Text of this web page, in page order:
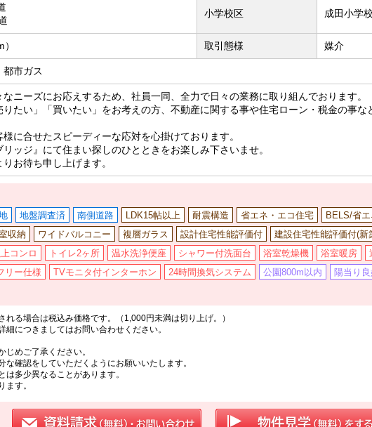
小学校区 成田小学
取引態様 媒介
都市ガス
ニーズにお応えするため、社員一同、全力で日々の業務に取り組んでおります。
たい」「買いたい」をお考えの方、不動産に関する事や住宅ローン・税金の事
に合せたスピーディーな応対を心掛けております。
ッジ』にて住まい探しのひとときをお楽しみ下さいませ。
お待ち申し上げます。
地盤調査済 南側道路 LDK15帖以上 耐震構造 省エネ・エコ住宅 BELS/省
収納 ワイドバルコニー 複層ガラス 設計住宅性能評価付 建設住宅性能評価付(新
コンロ トイレ2ヶ所 温水洗浄便座 シャワー付洗面台 浴室乾燥機 浴室暖房
リー仕様 TVモニタ付インターホン 24時間換気システム 公園800m以内 陽当り
る場合は税込み価格です。（1,000円未満は切り上げ。）
につきましてはお問い合わせください。
めご了承ください。
確認をしていただくようにお願いいたします。
多少異なることがあります。
す。